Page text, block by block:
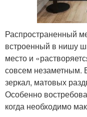
Распространенный
встроенный в нишу
место и
совсем незаметным.
зеркал, матовых
Особенно
когда необходимо